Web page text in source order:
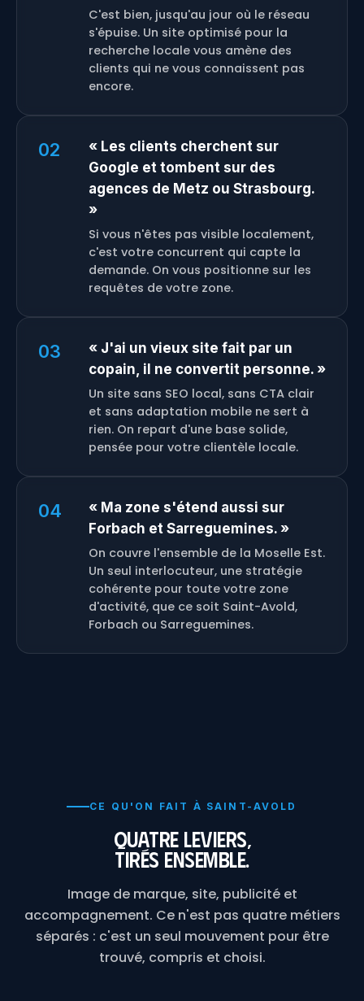
C'est bien, jusqu'au jour où le réseau
s'épuise. Un site optimisé pour la
recherche locale vous amène des
clients qui ne vous connaissent pas
encore.
02
« Les clients cherchent sur
Google et tombent sur des
agences de Metz ou Strasbourg.
»
Si vous n'êtes pas visible localement,
c'est votre concurrent qui capte la
demande. On vous positionne sur les
requêtes de votre zone.
03
« J'ai un vieux site fait par un
copain, il ne convertit personne. »
Un site sans SEO local, sans CTA clair
et sans adaptation mobile ne sert à
rien. On repart d'une base solide,
pensée pour votre clientèle locale.
04
« Ma zone s'étend aussi sur
Forbach et Sarreguemines. »
On couvre l'ensemble de la Moselle Est.
Un seul interlocuteur, une stratégie
cohérente pour toute votre zone
d'activité, que ce soit Saint-Avold,
Forbach ou Sarreguemines.
CE QU'ON FAIT À SAINT-AVOLD
Quatre leviers,
tirés ensemble.
Image de marque, site, publicité et
accompagnement. Ce n'est pas quatre métiers
séparés : c'est un seul mouvement pour être
trouvé, compris et choisi.